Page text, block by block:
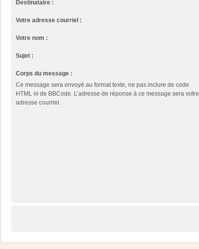
Destinataire :
Votre adresse courriel :
Votre nom :
Sujet :
Corps du message :
Ce message sera envoyé au format texte, ne pas inclure de code
HTML ni de BBCode. L’adresse de réponse à ce message sera votre
adresse courriel.